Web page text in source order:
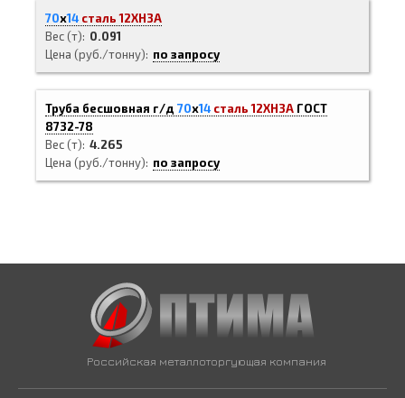
70х14 сталь 12ХН3А
Вес (т)
0.091
Цена (руб./тонну)
по запросу
Труба бесшовная г/д 70х14 сталь 12ХН3А ГОСТ
8732-78
Вес (т) 4.265
Цена (руб./тонну)
по запросу
Российская металлоторгующая компания